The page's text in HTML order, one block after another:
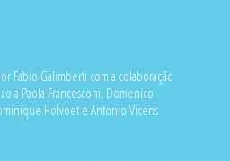
Fabio Galimberti com a colaboração
a Paola Francesconi, Domenico
Holvoet e Antonio Vicens